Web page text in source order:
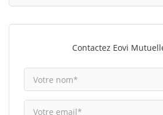
Contactez Eovi